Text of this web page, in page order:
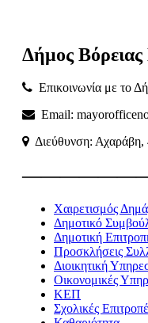
Δήμος Βόρειας
Επικοινωνία με το
Email:
Διεύθυνση:
Χαιρετισμός
Δημοτικό
Δημοτική
Προσκλήσεις
Διοικητική
Οικονομικές
ΚΕΠ
Σχολικές